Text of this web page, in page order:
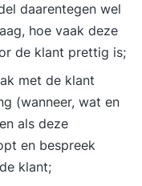
daarentegen wel
hoe vaak deze
de klant prettig is;
met de klant
(wanneer, wat en
als deze
en bespreek
klant;